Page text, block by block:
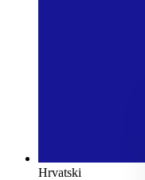
Hrvatski